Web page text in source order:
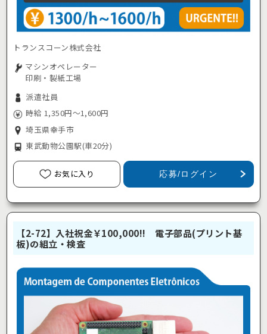
トランスコーン株式会社
マシンオペレーター
印刷・製紙工場
派遣社員
時給 1,350円～1,600円
埼玉県幸手市
東武動物公園駅(車20分)
お気に入り 応募/ログイン
【2-72】入社祝金￥100,000!! 電子部品(プリント基
板)の組立・検査